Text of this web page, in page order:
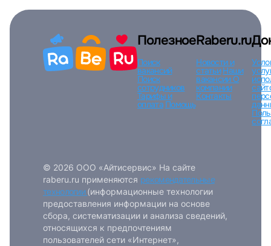
Полезное
Поиск
вакансий
Поиск
сотрудников
Тарифы и
оплата Помощь
Raberu.ru
Новости и
статьи Наши
вакансииО
компании
Контакты
© 2026 ООО «Айтисервис» На сайте
raberu.ru применяются рекомендательные
технологии (информационные технологии
предоставления информации на основе
сбора, систематизации и анализа сведений,
относящихся к предпочтениям
пользователей сети «Интернет»,